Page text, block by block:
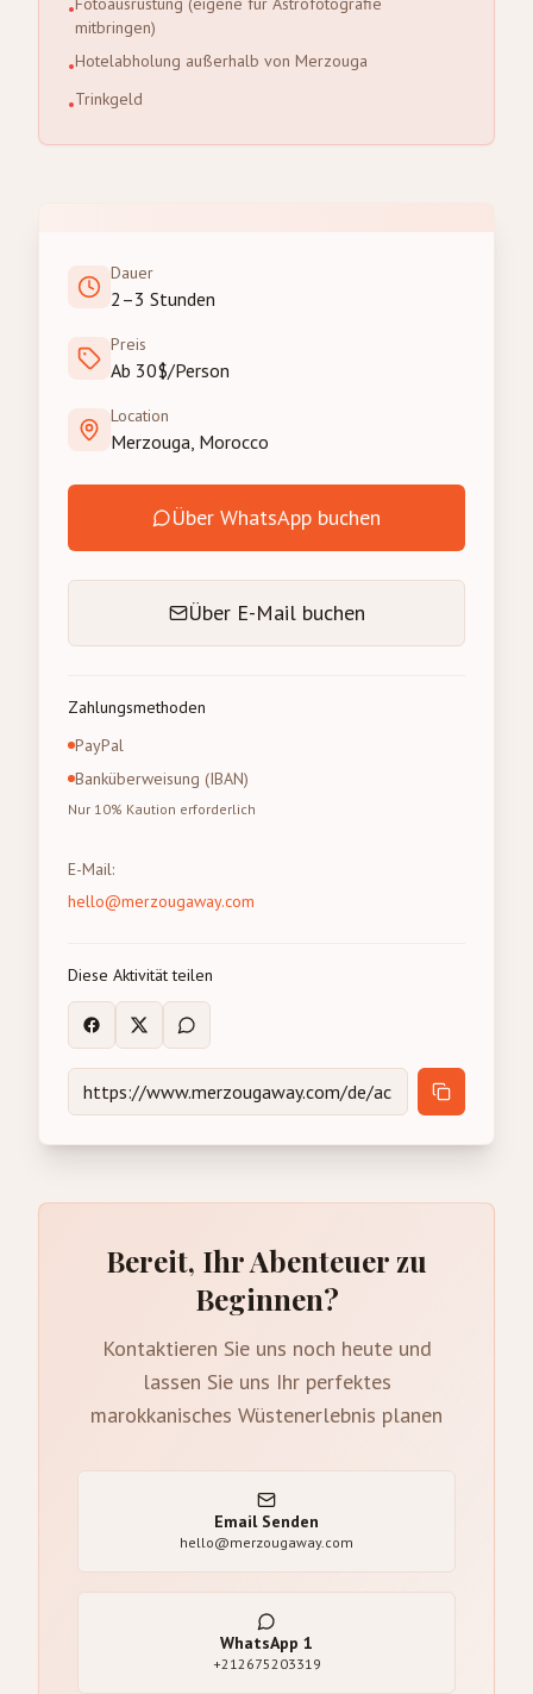
•
mitbringen)
•Hotelabholung außerhalb von Merzouga
•Trinkgeld
Dauer
2–3 Stunden
Preis
Ab 30$/Person
Location
Merzouga, Morocco
Über WhatsApp buchen
Über E-Mail buchen
Zahlungsmethoden
PayPal
Banküberweisung (IBAN)
Nur 10% Kaution erforderlich
E-Mail:
hello@merzougaway.com
Diese Aktivität teilen
Bereit, Ihr Abenteuer zu
Beginnen?
Kontaktieren Sie uns noch heute und
lassen Sie uns Ihr perfektes
marokkanisches Wüstenerlebnis planen
Email Senden
hello@merzougaway.com
WhatsApp 1
+212675203319